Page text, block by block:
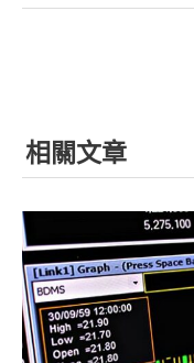
相關文章